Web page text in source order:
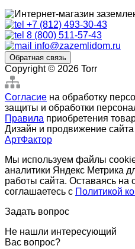
+7 (812) 493-30-43
8 (800) 511-57-43
info@zazemlidom.ru
Обратная связь
Copyright © 2026 Torr
Согласие на обработку
защиты и обработки
Правила приобретения
Дизайн и продвижение сайта
АртФактор
Мы используем файлы
аналитики Яндекс Метрика
работы сайта. Оставаясь на
соглашаетесь с Политикой
Задать вопрос
Не нашли интересующий
Вас вопрос?